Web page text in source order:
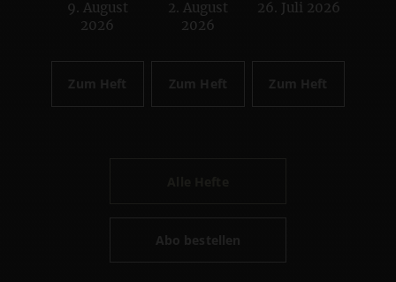
:
9. August
2026
Zum Heft
:
2. August
2026
Zum Heft
:
26. Juli 2026
Zum Heft
Abo bestellen